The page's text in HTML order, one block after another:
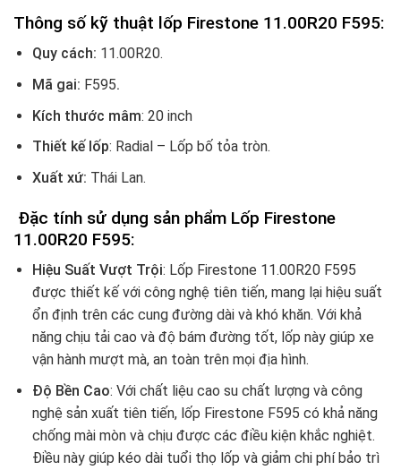
Thông số kỹ thuật lốp Firestone 11.00R20 F595:
Quy cách: 11.00R20.
Mã gai: F595.
Kích thước mâm: 20 inch
Thiết kế lốp: Radial – Lốp bố tỏa tròn.
Xuất xứ: Thái Lan.
Đặc tính sử dụng sản phẩm Lốp Firestone
11.00R20 F595:
Hiệu Suất Vượt Trội: Lốp Firestone 11.00R20 F595
được thiết kế với công nghệ tiên tiến, mang lại hiệu suất
ổn định trên các cung đường dài và khó khăn. Với khả
năng chịu tải cao và độ bám đường tốt, lốp này giúp xe
vận hành mượt mà, an toàn trên mọi địa hình.
Độ Bền Cao: Với chất liệu cao su chất lượng và công
nghệ sản xuất tiên tiến, lốp Firestone F595 có khả năng
chống mài mòn và chịu được các điều kiện khắc nghiệt.
Điều này giúp kéo dài tuổi thọ lốp và giảm chi phí bảo trì